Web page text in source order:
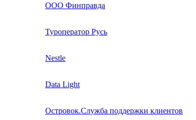
ООО Финправда
Туроператор Русь
Nestle
Data Light
Островок.Служба поддержки клиентов